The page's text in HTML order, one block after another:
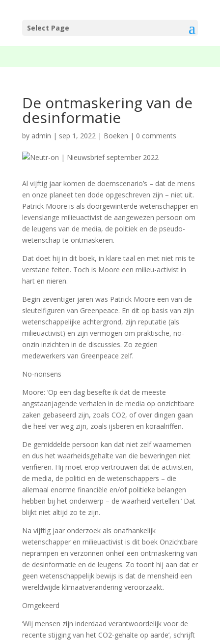
Select Page
De ontmaskering van de
desinformatie
by admin | sep 1, 2022| Boeken | 0 comments
Al vijftig jaar komen de doemscenario’s – dat de mens
en onze planeet ten dode opgeschreven zijn – niet uit.
Patrick Moore is als doorgewinterde wetenschapper en
levenslange milieuactivist de aangewezen persoon om
de leugens van de media, de politiek en de pseudo-
wetenschap te ontmaskeren.
Dat doet hij in dit boek, in klare taal en met niet mis te
verstane feiten. Toch is Moore een milieu-activist in
hart en nieren.
Begin zeventiger jaren was Patrick Moore een van de
sleutelfiguren van Greenpeace. En dit op basis van zijn
wetenschappelijke achtergrond, zijn reputatie (als
milieuactivist) en zijn vermogen om praktische, no-
onzin inzichten in de discussies. Zo zegden
medewerkers van Greenpeace zelf.
No-nonsens
Moore: ‘Op een dag besefte ik dat de meeste
angstaanjagende verhalen in de media op onzichtbare
zaken gebaseerd zijn, zoals CO2, of over dingen gaan
die heel ver weg zijn, zoals ijsberen en koraalriffen.
De gemiddelde persoon kan dat niet zelf waarnemen
en dus het waarheidsgehalte van die beweringen niet
verifiëren. Hij moet erop vertrouwen dat de activisten,
de media, de politici en de wetenschappers – die
allemaal enorme financiële en/of politieke belangen
hebben bij het onderwerp – de waarheid vertellen.’ Dat
blijkt niet altijd zo te zijn.
Na vijftig jaar onderzoek als onafhankelijk
wetenschapper en milieuactivist is dit boek Onzichtbare
neprampen en verzonnen onheil een ontmaskering van
de desinformatie en de leugens. Zo toont hij aan dat er
geen wetenschappelijk bewijs is dat de mensheid een
wereldwijde klimaatverandering veroorzaakt.
Omgekeerd
‘Wij mensen zijn inderdaad verantwoordelijk voor de
recente stijging van het CO2-gehalte op aarde’, schrijft